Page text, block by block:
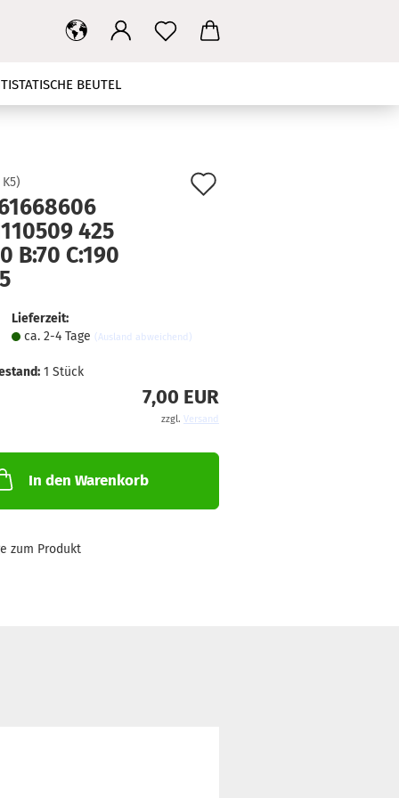
BEUTEL
KONTAKT
K5)
425
B:70 C:190
Lieferzeit:
ca. 2-4 Tage (Ausland abweichend)
1 Stück
7,00 EUR
zzgl. Versand
In den Warenkorb
zum Produkt